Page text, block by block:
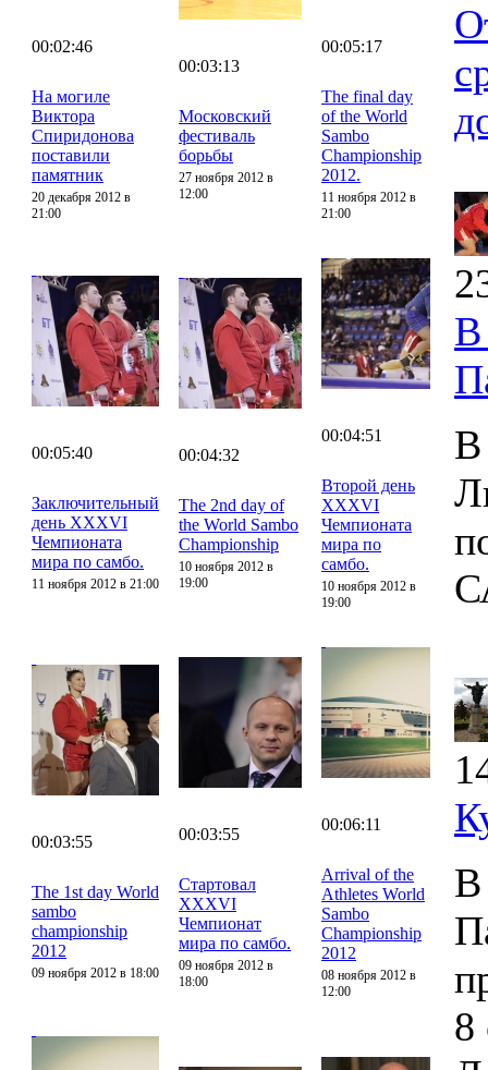
00:02:46
На могиле
Виктора
Спиридонова
поставили
памятник
20 декабря 2012 в
21:00
00:03:13
Московский
фестиваль
борьбы
27 ноября 2012 в
12:00
00:05:17
The final day
of the World
Sambo
Championship
2012.
11 ноября 2012 в
21:00
00:05:40
Заключительный
день XXXVI
Чемпионата
мира по самбо.
11 ноября 2012 в 21:00
00:04:32
The 2nd day of
the World Sambo
Championship
10 ноября 2012 в
19:00
00:04:51
Второй день
XXXVI
Чемпионата
мира по
самбо.
10 ноября 2012 в
19:00
00:03:55
The 1st day World
sambo
championship
2012
09 ноября 2012 в 18:00
00:03:55
Стартовал
XXXVI
Чемпионат
мира по самбо.
09 ноября 2012 в
18:00
00:06:11
Arrival of the
Athletes World
Sambo
Championship
2012
08 ноября 2012 в
12:00
В
В
В
8